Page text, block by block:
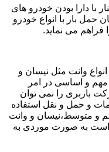
با دارا بودن خودرو های
حمل بار با انواع خودرو
فراهم می نماید.
وانت مثل نیسان و
و اساسی در امر
باربری را نمی توان
و حمل و نقل استفاده
کم و متوسط،نیسان و وانت
است به صورت موردی به